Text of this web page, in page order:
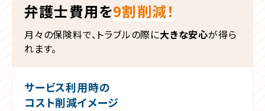
弁護士費用を9割削減！
月々の保険料で、トラブルの際に大きな安心が得ら
れます。
サービス利用時の
コスト削減イメージ